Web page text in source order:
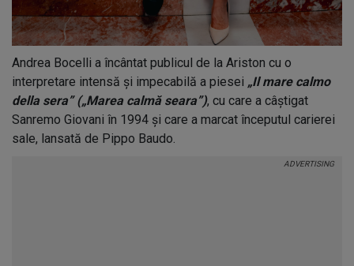
Andrea Bocelli a încântat publicul de la Ariston cu o
interpretare intensă și impecabilă a piesei „Il mare calmo
della sera” („Marea calmă seara”), cu care a câștigat
Sanremo Giovani în 1994 și care a marcat începutul carierei
sale, lansată de Pippo Baudo.